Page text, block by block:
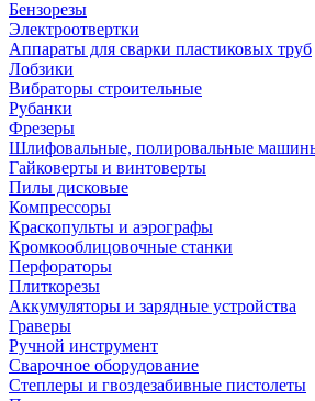
Бензорезы
Электроотвертки
Аппараты для сварки пластиковых труб
Лобзики
Вибраторы строительные
Рубанки
Фрезеры
Шлифовальные, полировальные
Гайковерты и винтоверты
Пилы дисковые
Компрессоры
Краскопульты и аэрографы
Кромкооблицовочные станки
Перфораторы
Плиткорезы
Аккумуляторы и зарядные устройства
Граверы
Ручной инструмент
Сварочное оборудование
Степлеры и гвоздезабивные пистолеты